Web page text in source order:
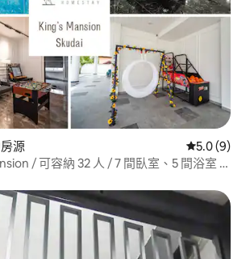
源 從 9 則評
5.0 (9)
/ 可容納 32 人 / 7 間臥室、5 間浴室 •